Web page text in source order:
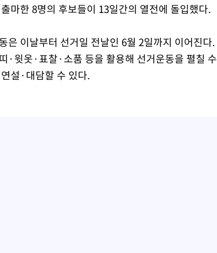
마한 8명의 후보들이 13일간의 열전에 돌입했다.
은 이날부터 선거일 전날인 6월 2일까지 이어진
·윗옷·표찰·소품 등을 활용해 선거운동을 펼칠
설·대담할 수 있다.